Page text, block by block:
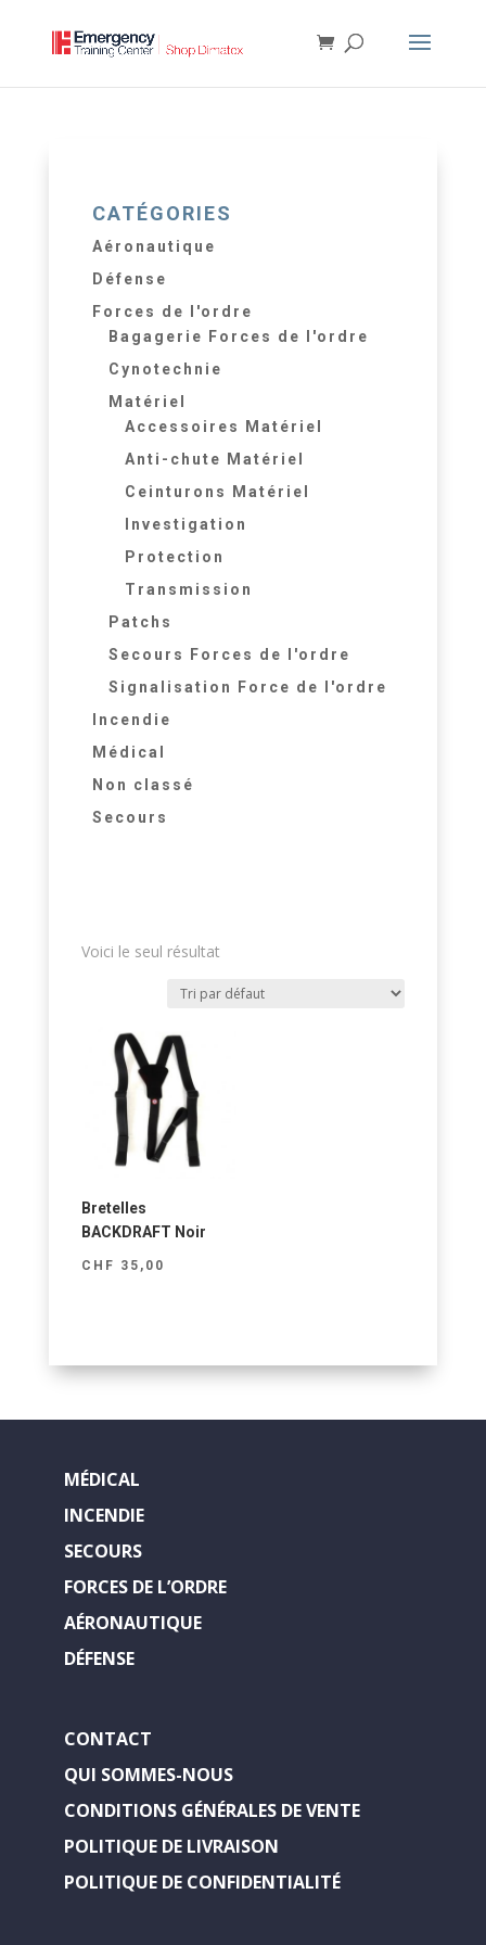
CATÉGORIES
Aéronautique
Défense
Forces de l'ordre
Bagagerie Forces de l'ordre
Cynotechnie
Matériel
Accessoires Matériel
Anti-chute Matériel
Ceinturons Matériel
Investigation
Protection
Transmission
Patchs
Secours Forces de l'ordre
Signalisation Force de l'ordre
Incendie
Médical
Non classé
Secours
Voici le seul résultat
Bretelles
BACKDRAFT Noir
CHF 35,00
MÉDICAL
INCENDIE
SECOURS
FORCES DE L’ORDRE
AÉRONAUTIQUE
DÉFENSE
CONTACT
QUI SOMMES-NOUS
CONDITIONS GÉNÉRALES DE VENTE
POLITIQUE DE LIVRAISON
POLITIQUE DE CONFIDENTIALITÉ